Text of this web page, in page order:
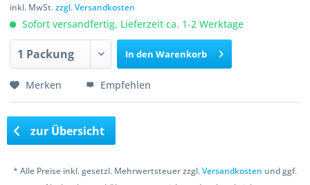
inkl. MwSt.zzgl. Versandkosten
Sofort versandfertig, Lieferzeit ca. 1-2 Werktage
In den Warenkorb
Merken Empfehlen
zur Übersicht
* Alle Preise inkl. gesetzl. Mehrwertsteuer zzgl.Versandkosten und ggf.